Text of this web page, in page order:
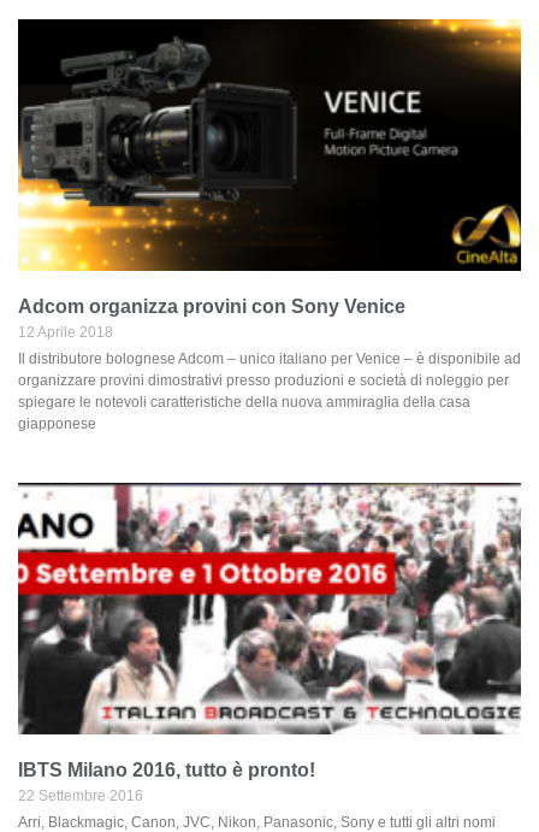
Adcom organizza provini con Sony Venice
12 Aprile 2018
Il distributore bolognese Adcom – unico italiano per Venice – è disponibile ad
organizzare provini dimostrativi presso produzioni e società di noleggio per
spiegare le notevoli caratteristiche della nuova ammiraglia della casa
giapponese
IBTS Milano 2016, tutto è pronto!
22 Settembre 2016
Arri, Blackmagic, Canon, JVC, Nikon, Panasonic, Sony e tutti gli altri nomi